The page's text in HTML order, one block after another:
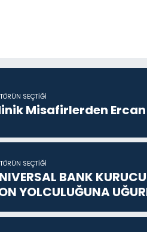
SEÇTIĞI
Misafirlerden
SEÇTIĞI
BANK
YOLCULUĞUNA